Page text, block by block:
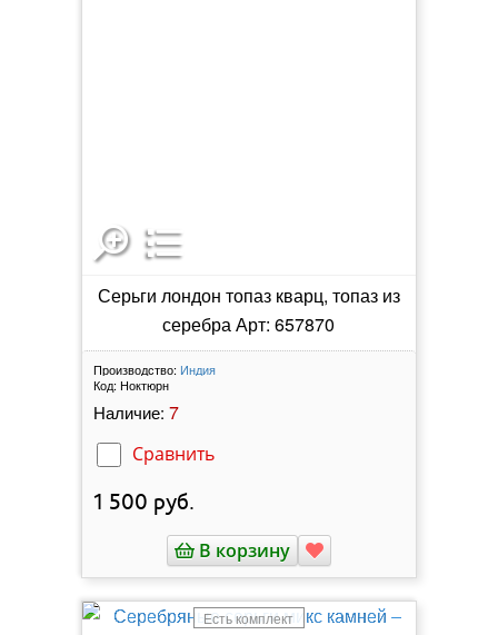
Серьги лондон топаз кварц, топаз из
серебра Арт: 657870
Производство: Индия
Код: Ноктюрн
Наличие: 7
Сравнить
1 500 руб.
В корзину
Есть комплект